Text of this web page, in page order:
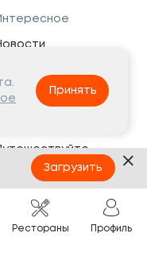
жизнь
с ТОКИО-CITY
Партнёрам
Франшиза
Рестораны Профиль
Принять
Загрузить